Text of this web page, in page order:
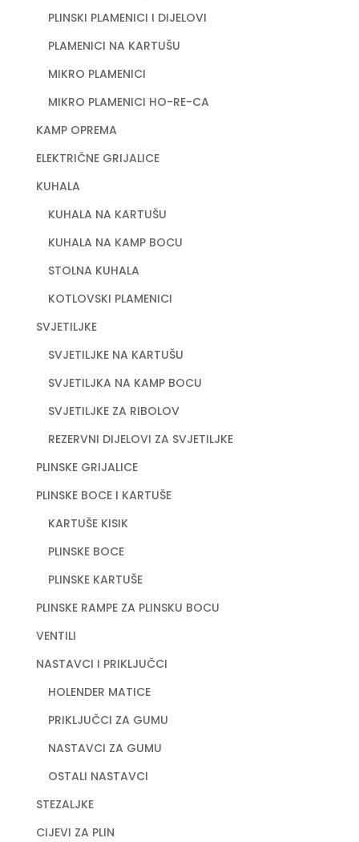
PLINSKI PLAMENICI I DIJELOVI
PLAMENICI NA KARTUŠU
MIKRO PLAMENICI
MIKRO PLAMENICI HO-RE-CA
KAMP OPREMA
ELEKTRIČNE GRIJALICE
KUHALA
KUHALA NA KARTUŠU
KUHALA NA KAMP BOCU
STOLNA KUHALA
KOTLOVSKI PLAMENICI
SVJETILJKE
SVJETILJKE NA KARTUŠU
SVJETILJKA NA KAMP BOCU
SVJETILJKE ZA RIBOLOV
REZERVNI DIJELOVI ZA SVJETILJKE
PLINSKE GRIJALICE
PLINSKE BOCE I KARTUŠE
KARTUŠE KISIK
PLINSKE BOCE
PLINSKE KARTUŠE
PLINSKE RAMPE ZA PLINSKU BOCU
VENTILI
NASTAVCI I PRIKLJUČCI
HOLENDER MATICE
PRIKLJUČCI ZA GUMU
NASTAVCI ZA GUMU
OSTALI NASTAVCI
STEZALJKE
CIJEVI ZA PLIN